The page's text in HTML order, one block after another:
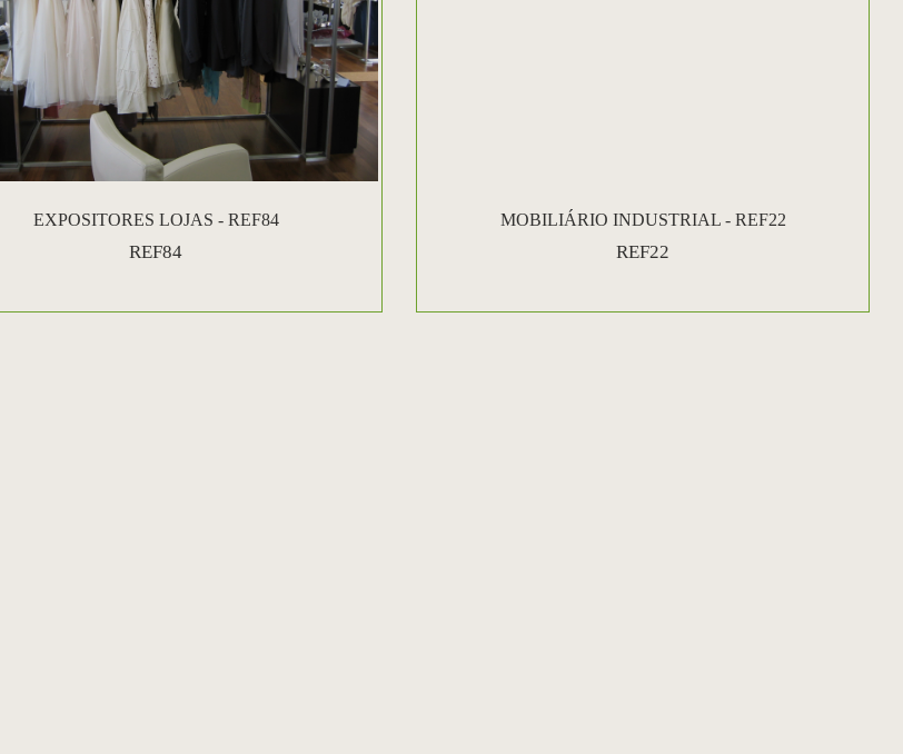
EXPOSITORES LOJAS - REF84
REF84
MOBILIÁRIO INDUSTRIAL - REF22
REF22